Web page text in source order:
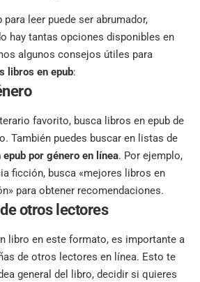
leer puede ser abrumador,
hay tantas opciones disponibles en
algunos consejos útiles para
libros en epub:
favorito, busca libros en epub de
También puedes buscar en listas de
por género en línea. Por ejemplo,
ficción, busca «mejores libros en
para obtener recomendaciones.
otros lectores
libro en este formato, es importante a
de otros lectores en línea. Esto te
general del libro, decidir si quieres